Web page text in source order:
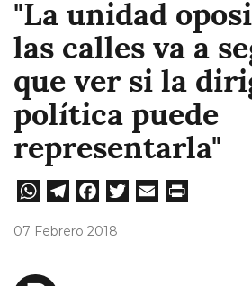
"La unidad
las calles va a
que ver si la
política puede
representarla"
W
A
Te
Fa
07 Febrero 2018